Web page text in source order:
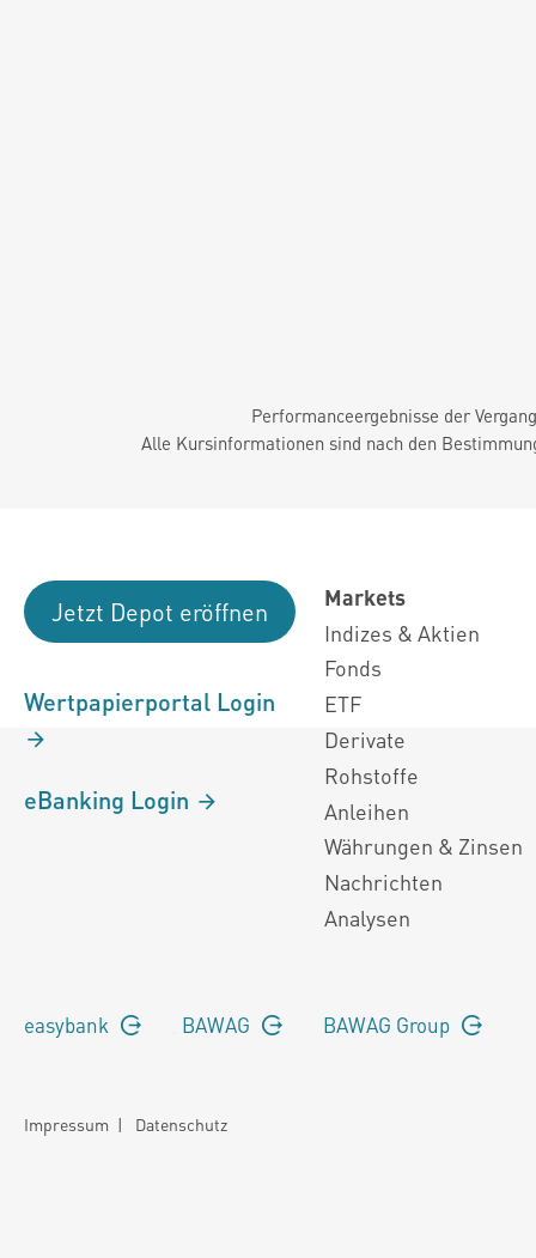
Performanceergebnisse der
Alle Kursinformationen sind nach den
Jetzt Depot eröffnen
Wertpapierportal Login
eBanking Login
Markets
Indizes & Aktien
Fonds
ETF
Derivate
Rohstoffe
Anleihen
Währungen & Zinsen
Nachrichten
Analysen
easybank BAWAG BAWAG Group
Impressum | Datenschutz